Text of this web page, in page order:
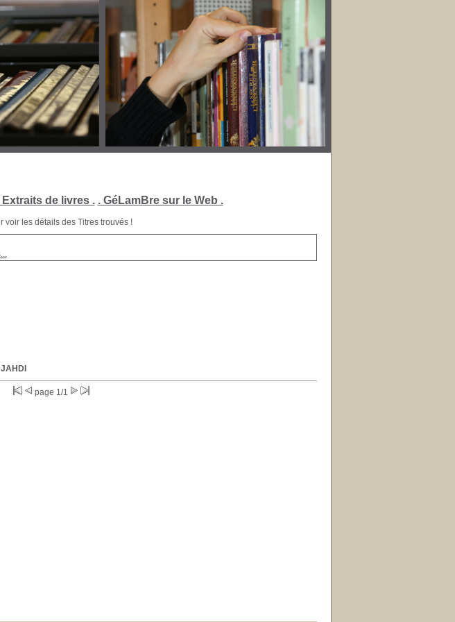
Extraits de livres . . GéLamBre sur le Web .
voir les détails des Titres trouvés !
page 1/1